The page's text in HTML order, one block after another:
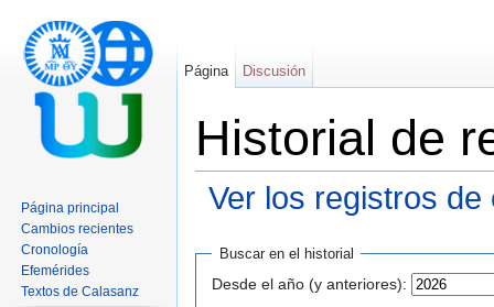
Historial de
Ver los registros de
Buscar en el historial
Desde el año (y anteriores):
Página Discusión
Página principal
Cambios recientes
Cronología
Efemérides
Textos de Calasanz